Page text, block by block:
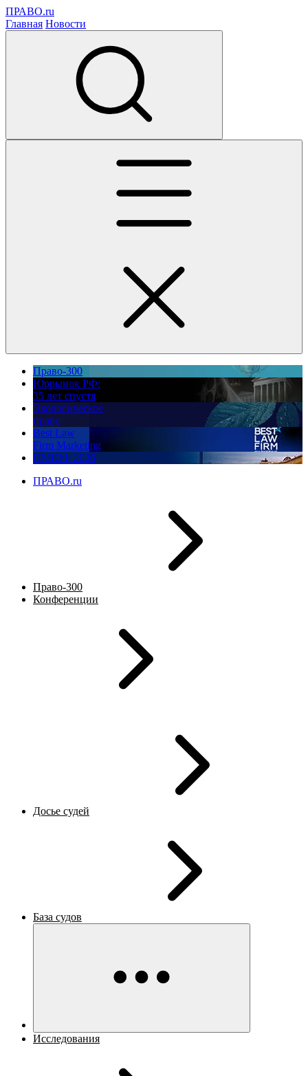
ПРАВО.ru
Главная Новости
Право-300
Юррынок РФ:
35 лет спустя
Экологическое
право
Best Law
Firm Marketing
ПМЮФ 2026
ПРАВО.ru
Право-300
Конференции
Досье судей
База судов
Исследования